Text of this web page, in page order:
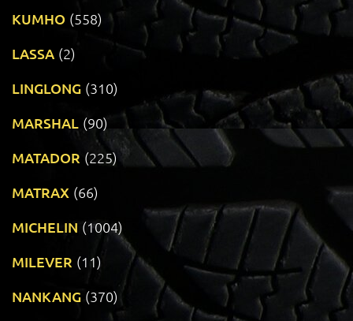
KUMHO (558)
LASSA (2)
LINGLONG (310)
MARSHAL (90)
MATADOR (225)
MATRAX (66)
MICHELIN (1004)
MILEVER (11)
NANKANG (370)